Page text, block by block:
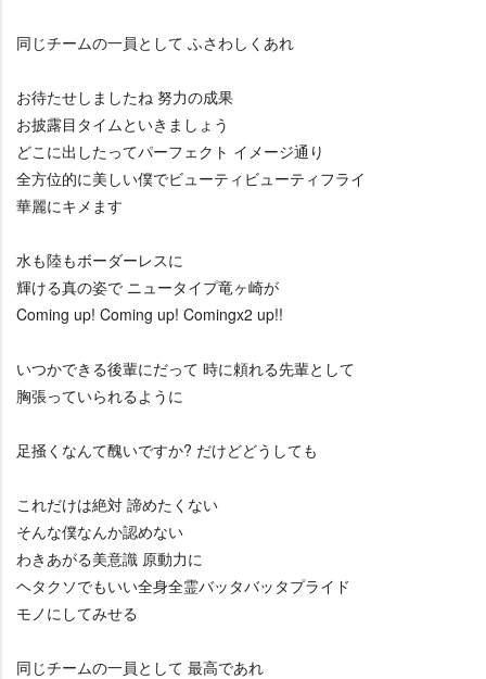
同じチームの一員として ふさわしくあれ
お待たせしましたね 努力の成果
お披露目タイムといきましょう
どこに出したってパーフェクト イメージ通り
全方位的に美しい僕でビューティビューティフライ
華麗にキメます
水も陸もボーダーレスに
輝ける真の姿で ニュータイプ竜ヶ崎が
Coming up! Coming up! Comingx2 up!!
いつかできる後輩にだって 時に頼れる先輩として
胸張っていられるように
足掻くなんて醜いですか? だけどどうしても
これだけは絶対 諦めたくない
そんな僕なんか認めない
わきあがる美意識 原動力に
ヘタクソでもいい全身全霊バッタバッタプライド
モノにしてみせる
同じチームの一員として 最高であれ